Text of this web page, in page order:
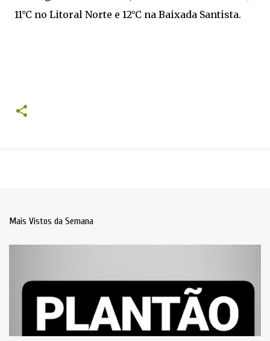
11°C no Litoral Norte e 12°C na Baixada Santista.
Mais Vistos da Semana